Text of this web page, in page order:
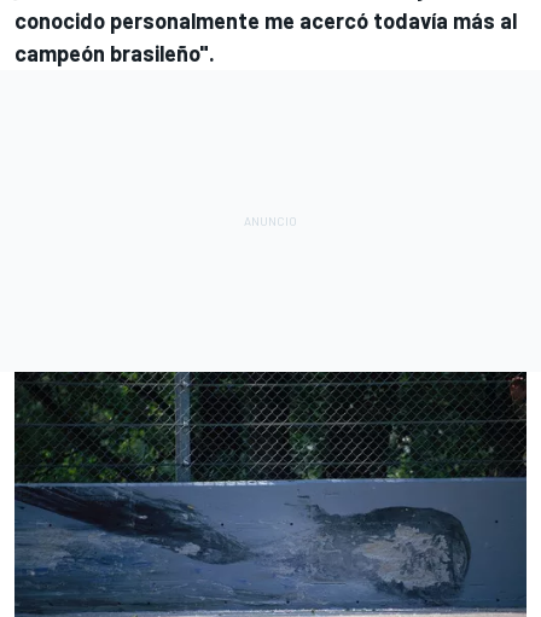
conocido personalmente me acercó todavía más al
campeón brasileño".